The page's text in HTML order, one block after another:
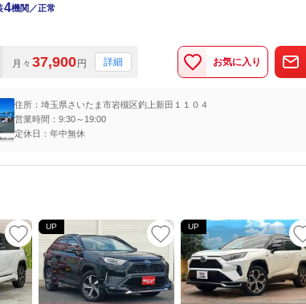
4機関／正常
月々 37,900円 詳細 お気に入り
住所：埼玉県さいたま市岩槻区釣上新田１１０４
営業時間：9:30～19:00
定休日：年中無休
UP UP